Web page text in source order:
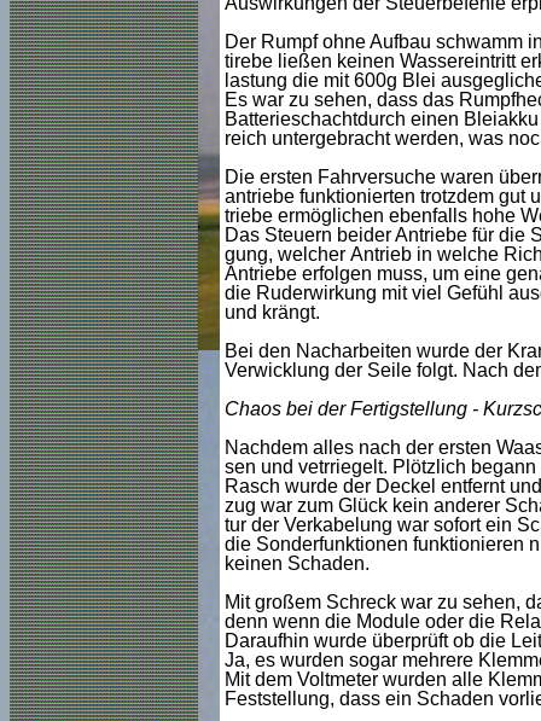
Der Rumpf ohne Aufbau schwamm
tirebe ließen keinen Wassereintritt
lastung die mit 600g Blei
Es war zu sehen, dass das
Batterieschachtdurch einen
reich untergebracht werden, was
Die ersten Fahrversuche waren
antriebe funktionierten trotzdem gut
triebe ermöglichen ebenfalls hohe
Das Steuern beider Antriebe für die
gung, welcher Antrieb in welche
Antriebe erfolgen muss, um eine
die Ruderwirkung mit viel Gefühl
und krängt.
Bei den Nacharbeiten wurde der
Verwicklung der Seile folgt. Nach
Chaos bei der Fertigstellung -
Nachdem alles nach der ersten
sen und vetrriegelt. Plötzlich
Rasch wurde der Deckel entfernt
zug war zum Glück kein anderer
tur der Verkabelung war sofort ein
die Sonderfunktionen funktionieren
keinen Schaden.
Mit großem Schreck war zu sehen,
denn wenn die Module oder die
Daraufhin wurde überprüft ob die
Ja, es wurden sogar mehrere
Mit dem Voltmeter wurden alle
Feststellung, dass ein Schaden